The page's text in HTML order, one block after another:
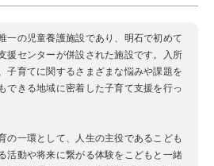
一の児童養護施設であり、明石で初めて
援センターが併設された施設です。入所
子育てに関するさまざまな悩みや課題を
できる地域に密着した子育て支援を行っ
の一環として、人生の主役であるこども
活動や将来に繋がる体験をこどもと一緒